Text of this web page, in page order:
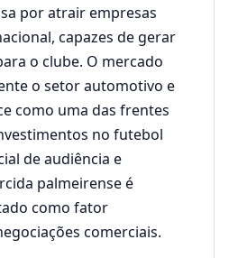
por atrair empresas
capazes de gerar
o clube. O mercado
o setor automotivo e
como uma das frentes
no futebol
de audiência e
palmeirense é
como fator
comerciais.